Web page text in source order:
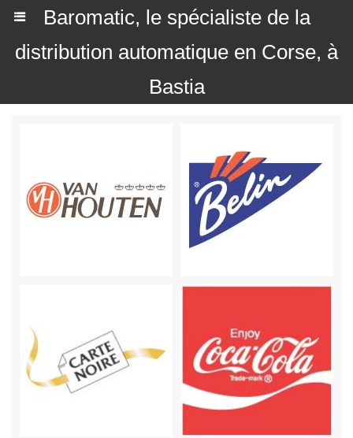
Baromatic, le spécialiste de la
distribution automatique en Corse, à
Bastia